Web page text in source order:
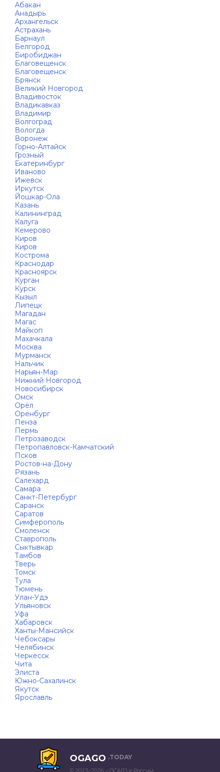
Абакан
Анадырь
Архангельск
Астрахань
Барнаул
Белгород
Биробиджан
Благовещенск
Благовещенск
Брянск
Великий Новгород
Владивосток
Владикавказ
Владимир
Волгоград
Вологда
Воронеж
Горно-Алтайск
Грозный
Екатеринбург
Иваново
Ижевск
Иркутск
Йошкар-Ола
Казань
Калининград
Калуга
Кемерово
Киров
Киров
Кострома
Краснодар
Красноярск
Курган
Курск
Кызыл
Липецк
Магадан
Магас
Майкоп
Махачкала
Москва
Мурманск
Нальчик
Нарьян-Мар
Нижний Новгород
Новосибирск
Омск
Орёл
Оренбург
Пенза
Пермь
Петрозаводск
Петропавловск-Камчатский
Псков
Ростов-на-Дону
Рязань
Салехард
Самара
Санкт-Петербург
Саранск
Саратов
Симферополь
Смоленск
Ставрополь
Сыктывкар
Тамбов
Тверь
Томск
Тула
Тюмень
Улан-Удэ
Ульяновск
Уфа
Хабаровск
Ханты-Мансийск
Чебоксары
Челябинск
Черкесск
Чита
Элиста
Южно-Сахалинск
Якутск
Ярославль
OGAGO .TODAY
© 2023–2026 – ОСАГО в России